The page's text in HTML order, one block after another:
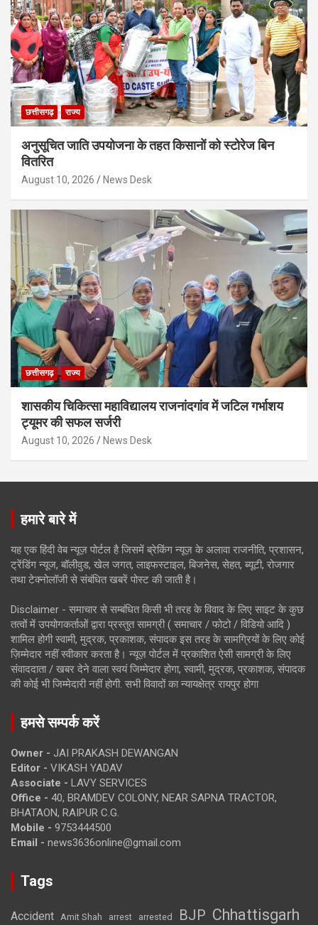
छत्तीसगढ़ राज्य
अनुसूचित जाति उपयोजना के तहत किसानों को स्टोरेज बिन
वितरित
August 10, 2026 News Desk
छत्तीसगढ़ राज्य
शासकीय चिकित्सा महाविद्यालय राजनांदगांव में जटिल गर्भाशय
ट्यूमर की सफल सर्जरी
August 10, 2026 News Desk
हमारे बारे में
यह एक हिंदी वेब न्यूज़ पोर्टल है जिसमें ब्रेकिंग न्यूज़ के अलावा राजनीति, प्रशासन,
ट्रेंडिंग न्यूज, बॉलीवुड, खेल जगत, लाइफस्टाइल, बिजनेस, सेहत, ब्यूटी, रोजगार
तथा टेक्नोलॉजी से संबंधित खबरें पोस्ट की जाती है।
Disclaimer - समाचार से सम्बंधित किसी भी तरह के विवाद के लिए साइट के कुछ
तत्वों में उपयोगकर्ताओं द्वारा प्रस्तुत सामग्री ( समाचार / फोटो / विडियो आदि )
शामिल होगी स्वामी, मुद्रक, प्रकाशक, संपादक इस तरह के सामग्रियों के लिए कोई
ज़िम्मेदार नहीं स्वीकार करता है। न्यूज़ पोर्टल में प्रकाशित ऐसी सामग्री के लिए
संवाददाता / खबर देने वाला स्वयं जिम्मेदार होगा, स्वामी, मुद्रक, प्रकाशक, संपादक
की कोई भी जिम्मेदारी नहीं होगी. सभी विवादों का न्यायक्षेत्र रायपुर होगा
हमसे सम्पर्क करें
Owner - JAI PRAKASH DEWANGAN
Editor - VIKASH YADAV
Associate - LAVY SERVICES
Office - 40, BRAMDEV COLONY, NEAR SAPNA TRACTOR,
BHATAON, RAIPUR C.G.
Mobile - 9753444500
Email - news3636online@gmail.com
Tags
Accident Amit Shah arrest arrested BJP Chhattisgarh